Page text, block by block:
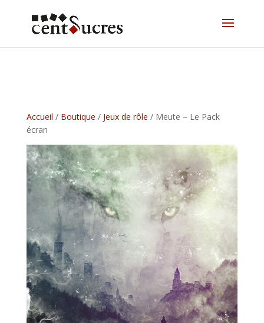
Accueil / Boutique / Jeux de rôle / Meute – Le Pack
écran